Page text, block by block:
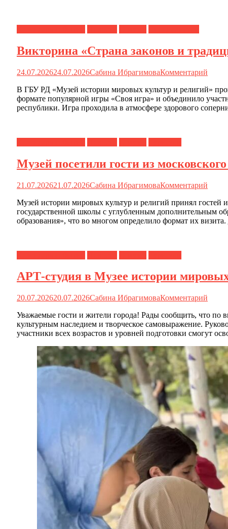
Викторина «Страна законов и
24.07.202624.07.2026Сабина ИбрагимоваКомментарий
В ГБУ РД «Музей истории мировых культур и религий»
формате популярной игры «Своя игра» и объединило
республики. Игра проходила в атмосфере здорового
Музей посетили гости из
21.07.202621.07.2026Сабина ИбрагимоваКомментарий
Музей истории мировых культур и религий принял гостей
государственной школы с углубленным дополнительным
образования», что во многом определило формат их
АРТ-студия в Музее истории
20.07.202620.07.2026Сабина ИбрагимоваКомментарий
Уважаемые гости и жители города! Рады сообщить, что по
культурным наследием и творческое самовыражение.
участники всех возрастов и уровней подготовки смогут